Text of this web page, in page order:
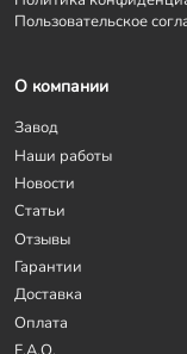
Пользовательское
О компании
Завод
Наши работы
Новости
Статьи
Отзывы
Гарантии
Доставка
Оплата
F.A.Q.